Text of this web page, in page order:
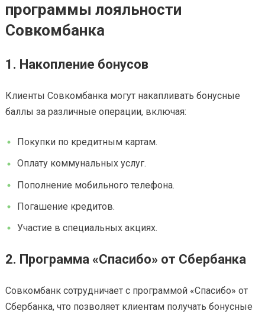
программы лояльности
Совкомбанка
1. Накопление бонусов
Клиенты Совкомбанка могут накапливать бонусные
баллы за различные операции, включая:
Покупки по кредитным картам.
Оплату коммунальных услуг.
Пополнение мобильного телефона.
Погашение кредитов.
Участие в специальных акциях.
2. Программа «Спасибо» от Сбербанка
Совкомбанк сотрудничает с программой «Спасибо» от
Сбербанка, что позволяет клиентам получать бонусные